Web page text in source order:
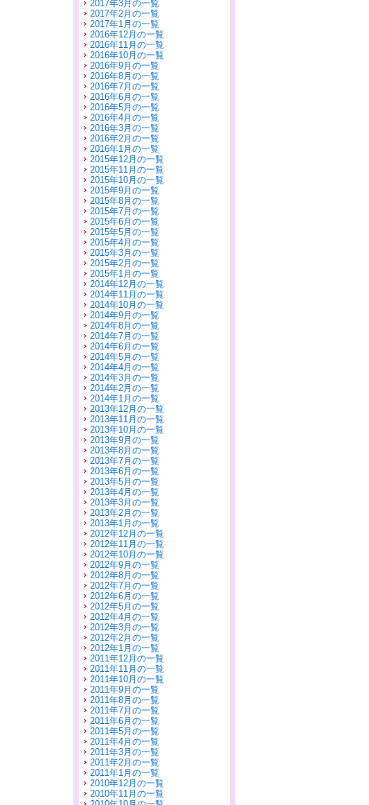
2017年3月の一覧
2017年2月の一覧
2017年1月の一覧
2016年12月の一覧
2016年11月の一覧
2016年10月の一覧
2016年9月の一覧
2016年8月の一覧
2016年7月の一覧
2016年6月の一覧
2016年5月の一覧
2016年4月の一覧
2016年3月の一覧
2016年2月の一覧
2016年1月の一覧
2015年12月の一覧
2015年11月の一覧
2015年10月の一覧
2015年9月の一覧
2015年8月の一覧
2015年7月の一覧
2015年6月の一覧
2015年5月の一覧
2015年4月の一覧
2015年3月の一覧
2015年2月の一覧
2015年1月の一覧
2014年12月の一覧
2014年11月の一覧
2014年10月の一覧
2014年9月の一覧
2014年8月の一覧
2014年7月の一覧
2014年6月の一覧
2014年5月の一覧
2014年4月の一覧
2014年3月の一覧
2014年2月の一覧
2014年1月の一覧
2013年12月の一覧
2013年11月の一覧
2013年10月の一覧
2013年9月の一覧
2013年8月の一覧
2013年7月の一覧
2013年6月の一覧
2013年5月の一覧
2013年4月の一覧
2013年3月の一覧
2013年2月の一覧
2013年1月の一覧
2012年12月の一覧
2012年11月の一覧
2012年10月の一覧
2012年9月の一覧
2012年8月の一覧
2012年7月の一覧
2012年6月の一覧
2012年5月の一覧
2012年4月の一覧
2012年3月の一覧
2012年2月の一覧
2012年1月の一覧
2011年12月の一覧
2011年11月の一覧
2011年10月の一覧
2011年9月の一覧
2011年8月の一覧
2011年7月の一覧
2011年6月の一覧
2011年5月の一覧
2011年4月の一覧
2011年3月の一覧
2011年2月の一覧
2011年1月の一覧
2010年12月の一覧
2010年11月の一覧